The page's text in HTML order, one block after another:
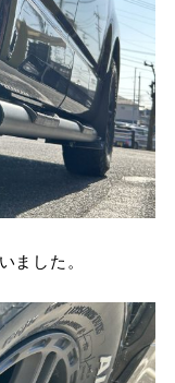
ました。